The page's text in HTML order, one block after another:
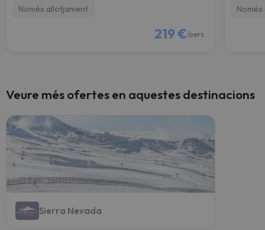
Només allotjament
219 €/pers.
Veure més ofertes en aquestes destinacions
Sierra Nevada